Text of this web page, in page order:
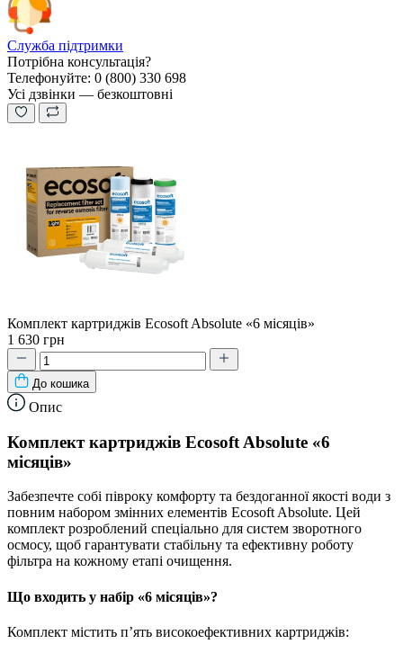
Служба підтримки
Потрібна консультація?
Телефонуйте: 0 (800) 330 698
Усі дзвінки — безкоштовні
Комплект картриджів Ecosoft Absolute «6 місяців»
1 630 грн
До кошика
Опис
Комплект картриджів Ecosoft Absolute «6
місяців»
Забезпечте собі півроку комфорту та бездоганної якості води з
повним набором змінних елементів Ecosoft Absolute. Цей
комплект розроблений спеціально для систем зворотного
осмосу, щоб гарантувати стабільну та ефективну роботу
фільтра на кожному етапі очищення.
Що входить у набір «6 місяців»?
Комплект містить п’ять високоефективних картриджів: